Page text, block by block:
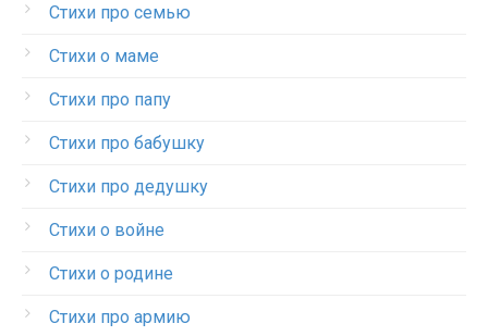
Стихи про семью
Стихи о маме
Стихи про папу
Стихи про бабушку
Стихи про дедушку
Стихи о войне
Стихи о родине
Стихи про армию